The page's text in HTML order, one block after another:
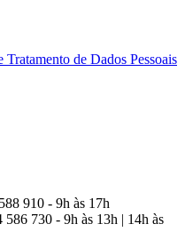
de Dados Pessoais
910 - 9h às 17h
586 730 - 9h às 13h | 14h às